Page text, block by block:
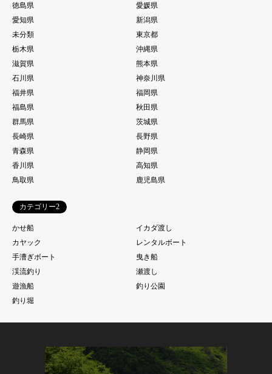
徳島県
愛媛県
愛知県
新潟県
未分類
東京都
栃木県
沖縄県
滋賀県
熊本県
石川県
神奈川県
福井県
福岡県
福島県
秋田県
群馬県
茨城県
長崎県
長野県
青森県
静岡県
香川県
高知県
鳥取県
鹿児島県
カテゴリー2
かせ船
イカダ渡し
カヤック
レンタルボート
手漕ぎボート
曳き船
渓流釣り
瀬渡し
遊漁船
釣り公園
釣り堀